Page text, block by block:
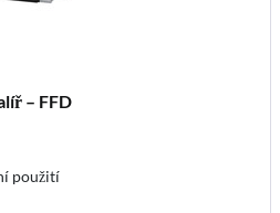
– FFD
použití